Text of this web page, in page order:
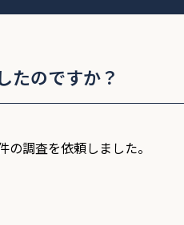
たのですか？
調査を依頼しました。